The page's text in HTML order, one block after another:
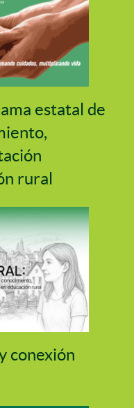
estatal de
rural
conexión